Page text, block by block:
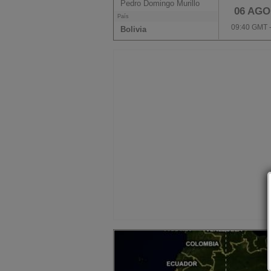
06
09:40 GMT
Pedro Domingo Murillo
País
Bolivia